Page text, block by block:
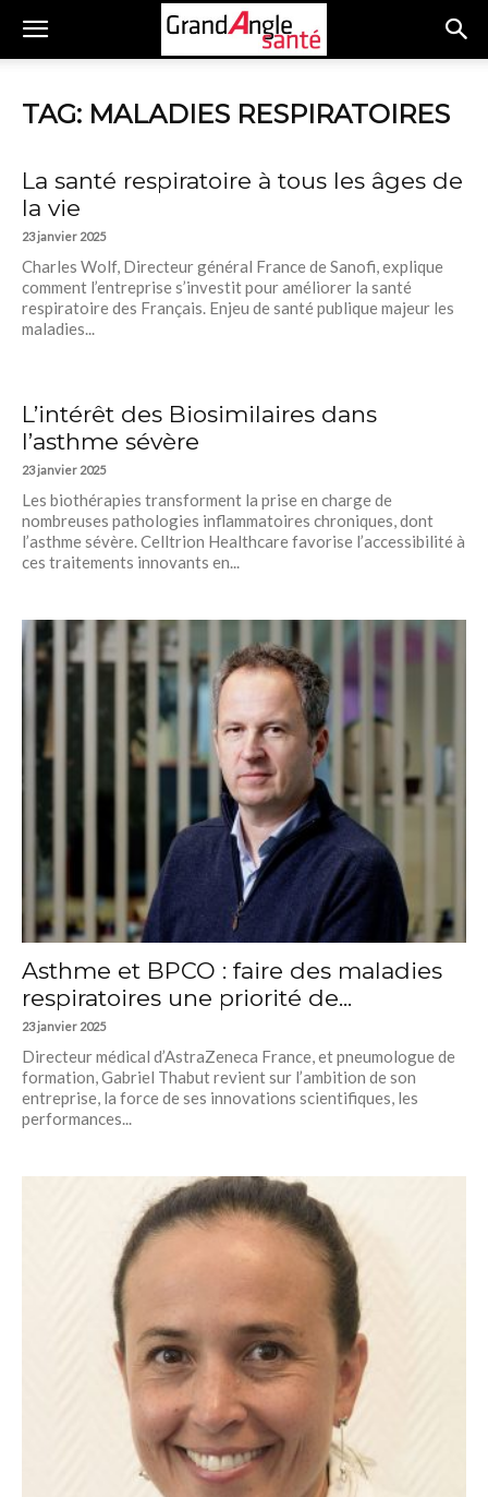
TAG: MALADIES RESPIRATOIRES
La santé respiratoire à tous les âges de
la vie
23 janvier 2025
Charles Wolf, Directeur général France de Sanofi, explique
comment l’entreprise s’investit pour améliorer la santé
respiratoire des Français. Enjeu de santé publique majeur les
maladies...
L’intérêt des Biosimilaires dans
l’asthme sévère
23 janvier 2025
Les biothérapies transforment la prise en charge de
nombreuses pathologies inflammatoires chroniques, dont
l’asthme sévère. Celltrion Healthcare favorise l’accessibilité à
ces traitements innovants en...
Asthme et BPCO : faire des maladies
respiratoires une priorité de...
23 janvier 2025
Directeur médical d’AstraZeneca France, et pneumologue de
formation, Gabriel Thabut revient sur l’ambition de son
entreprise, la force de ses innovations scientifiques, les
performances...